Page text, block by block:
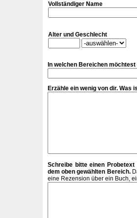
Vollständiger Name
Alter und Geschlecht
In welchen Bereichen
Erzähle ein wenig von dir. Was
Schreibe bitte einen
dem oben gewählten Bereich.
eine Rezension über ein Buch,